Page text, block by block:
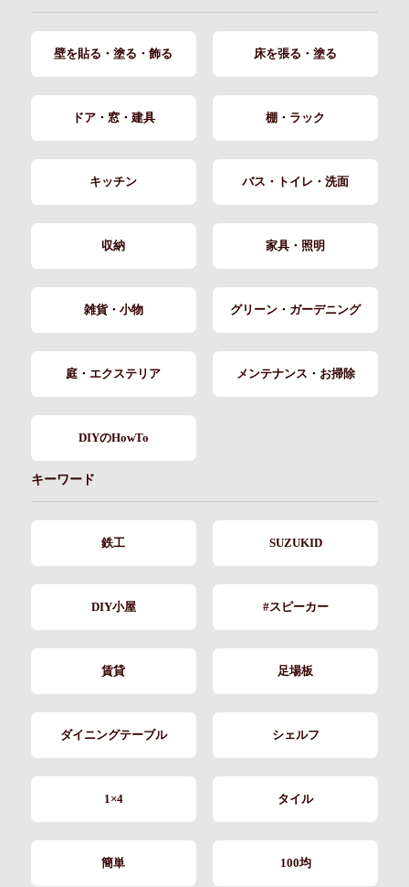
壁を貼る・塗る・飾る 床を張る・塗る
ドア・窓・建具 棚・ラック
キッチン バス・トイレ・洗面
収納 家具・照明
雑貨・小物 グリーン・ガーデニング
庭・エクステリア メンテナンス・お掃除
DIYのHowTo
キーワード
鉄工 SUZUKID
DIY小屋 #スピーカー
賃貸 足場板
ダイニングテーブル シェルフ
1×4 タイル
簡単 100均